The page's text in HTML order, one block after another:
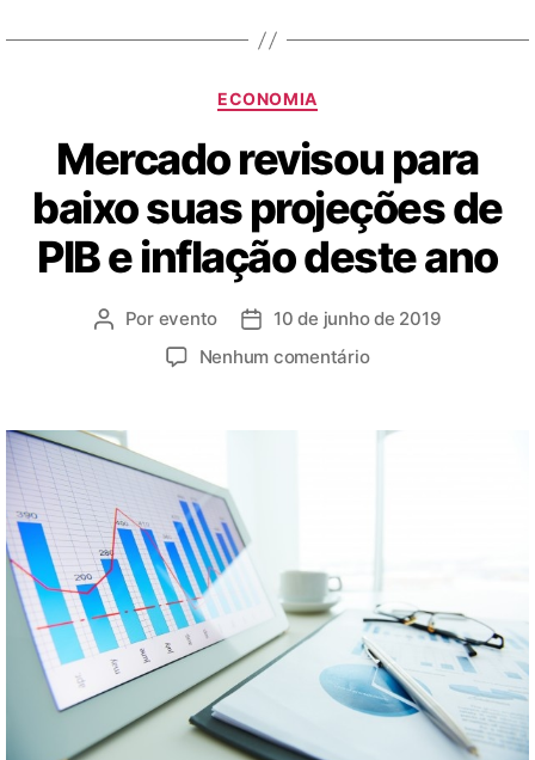
ECONOMIA
Mercado revisou para
baixo suas projeções de
PIB e inflação deste ano
Por evento
10 de junho de 2019
Nenhum comentário